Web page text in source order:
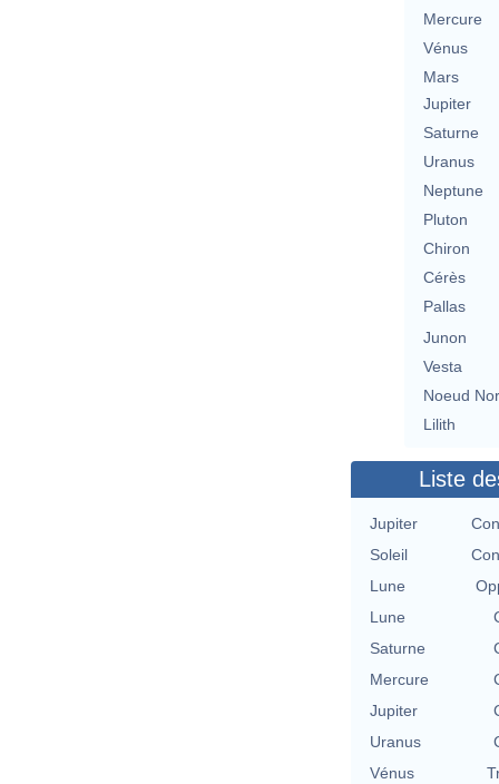
Mercure
Vénus
Mars
Jupiter
Saturne
Uranus
Neptune
Pluton
Chiron
Cérès
Pallas
Junon
Vesta
Noeud
Lilith
Liste
Jupiter
Soleil
Lune
Lune
Saturne
Mercure
Jupiter
Uranus
Vénus